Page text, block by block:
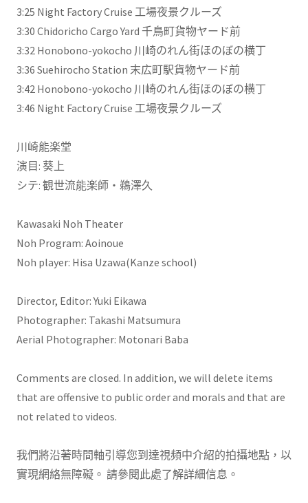
3:25​ Night Factory Cruise 工場夜景クルーズ
3:30​ Chidoricho Cargo Yard 千鳥町貨物ヤード前
3:32​ Honobono-yokocho 川崎のれん街ほのぼの横丁
3:36​ Suehirocho Station 末広町駅貨物ヤード前
3:42​ Honobono-yokocho 川崎のれん街ほのぼの横丁
3:46​ Night Factory Cruise 工場夜景クルーズ
川崎能楽堂
演目: 葵上
シテ: 観世流能楽師・鵜澤久
Kawasaki Noh Theater
Noh Program: Aoinoue
Noh player: Hisa Uzawa(Kanze school)
Director, Editor: Yuki Eikawa
Photographer: Takashi Matsumura
Aerial Photographer: Motonari Baba
Comments are closed. In addition, we will delete items
that are offensive to public order and morals and that are
not related to videos.
我們將沿著時間軸引導您到達視頻中介紹的拍攝地點，以
實現網絡無障礙。 請參閱此處了解詳細信息。